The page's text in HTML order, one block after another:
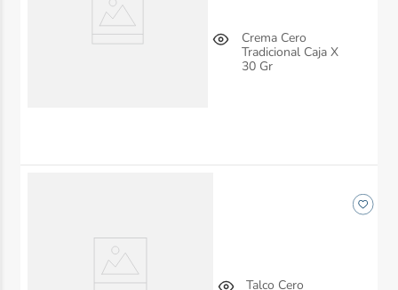
Crema Cero
Tradicional Caja X
30 Gr
Talco Cero